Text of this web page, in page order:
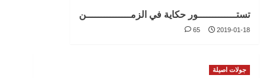
تستـــــــــــــور حكاية في الزمـــــــــــــــن
2019-01-18
65
جولات اصيلة